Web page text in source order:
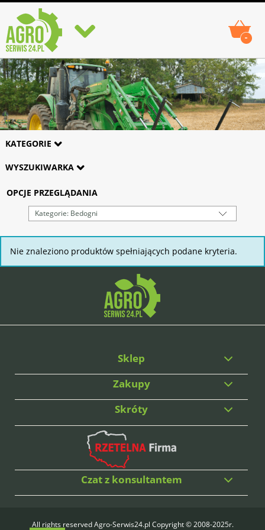
-
KATEGORIE
WYSZUKIWARKA
OPCJE PRZEGLĄDANIA
Kategorie: Bedogni
Nie znaleziono produktów spełniających podane kryteria.
Sklep
Zakupy
Skróty
Czat z konsultantem
All rights reserved Agro-Serwis24.pl Copyright © 2008-2025r.